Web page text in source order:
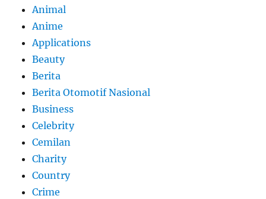
Animal
Anime
Applications
Beauty
Berita
Berita Otomotif Nasional
Business
Celebrity
Cemilan
Charity
Country
Crime